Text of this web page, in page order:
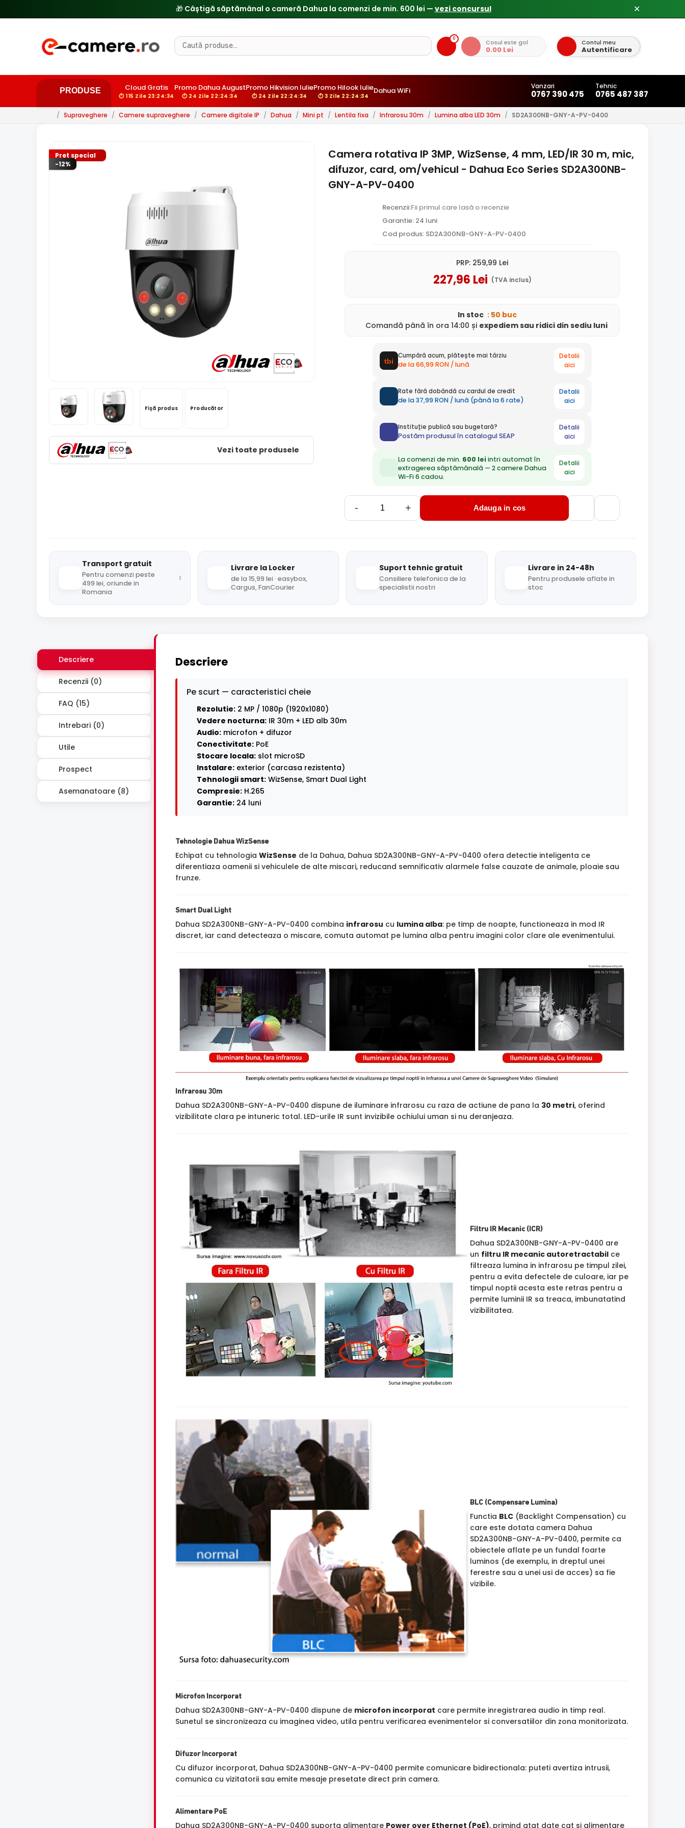
🔥Reduceri de pana la 25% doar in luna iulie → Vezi ofertele
✕
0 Cosul este gol
0.00 Lei
Contul meu
Autentificare
PRODUSE Cloud Gratis
⏱ 115 Zile 23:24:33
Promo Dahua August
⏱ 24 Zile 22:24:33
Promo Hikvision Iulie
⏱ 24 Zile 22:24:33
Promo Hilook Iulie
⏱ 3 Zile 22:24:33
Dahua WiFi Vanzari
0767 390 475
Tehnic
0765 487 387
/ Supraveghere / Camere supraveghere / Camere digitale IP / Dahua / Mini pt / Lentila fixa / Infrarosu 30m / Lumina alba LED 30m / SD2A300NB-GNY-A-PV-0400
Pret special
-12%
Fișă produs Producător
Vezi toate produsele
Camera rotativa IP 3MP, WizSense, 4 mm, LED/IR 30 m, mic,
difuzor, card, om/vehicul - Dahua Eco Series SD2A300NB-
GNY-A-PV-0400
Recenzii:Fii primul care lasă o recenzie
Garantie: 24 luni
Cod produs: SD2A300NB-GNY-A-PV-0400
PRP: 259,99 Lei
227,96 Lei (TVA inclus)
In stoc : 50 buc
Comandă până în ora 14:00 și expediemsau ridici din sediu luni
Cumpără acum, plătește mai târziu
de la 66,99 RON / lună
Detalii
aici
Rate fără dobândă cu cardul de credit
de la 37,99 RON / lună (până la 6 rate)
Detalii
aici
Instituție publică sau bugetară?
Postăm produsul în catalogul SEAP
Detalii
aici
La comenzi de min. 600 leiintri automat în
extragerea săptămânală — 2 camere Dahua
Wi-Fi 6 cadou.
Detalii
aici
- + Adauga in cos
Transport gratuit
Pentru comenzi peste
499 lei, oriunde in
Romania
›
Livrare la Locker
de la 15,99 lei · easybox,
Cargus, FanCourier
Suport tehnic gratuit
Consiliere telefonica de la
specialistii nostri
Livrare in 24-48h
Pentru produsele aflate in
stoc
Descriere
Recenzii (0)
FAQ (15)
Intrebari (0)
Utile
Prospect
Asemanatoare (8)
Descriere
Pe scurt — caracteristici cheie
Rezolutie: 2 MP / 1080p (1920x1080)
Vedere nocturna: IR 30m + LED alb 30m
Audio: microfon + difuzor
Conectivitate: PoE
Stocare locala: slot microSD
Instalare: exterior (carcasa rezistenta)
Tehnologii smart: WizSense, Smart Dual Light
Compresie: H.265
Garantie: 24 luni
Tehnologie Dahua WizSense
Echipat cu tehnologia WizSense de la Dahua, Dahua SD2A300NB-GNY-A-PV-0400 ofera detectie inteligenta ce
diferentiaza oamenii si vehiculele de alte miscari, reducand semnificativ alarmele false cauzate de animale, ploaie sau
frunze.
Smart Dual Light
Dahua SD2A300NB-GNY-A-PV-0400 combina infrarosu cu lumina alba: pe timp de noapte, functioneaza in mod IR
discret, iar cand detecteaza o miscare, comuta automat pe lumina alba pentru imagini color clare ale evenimentului.
Infrarosu 30m
Dahua SD2A300NB-GNY-A-PV-0400 dispune de iluminare infrarosu cu raza de actiune de pana la 30 metri, oferind
vizibilitate clara pe intuneric total. LED-urile IR sunt invizibile ochiului uman si nu deranjeaza.
Filtru IR Mecanic (ICR)
Dahua SD2A300NB-GNY-A-PV-0400 are
un filtru IR mecanic autoretractabilce
filtreaza lumina in infrarosu pe timpul zilei,
pentru a evita defectele de culoare, iar pe
timpul noptii acesta este retras pentru a
permite luminii IR sa treaca, imbunatatind
vizibilitatea.
BLC (Compensare Lumina)
Functia BLC(Backlight Compensation) cu
care este dotata camera Dahua
SD2A300NB-GNY-A-PV-0400, permite ca
obiectele aflate pe un fundal foarte
luminos (de exemplu, in dreptul unei
ferestre sau a unei usi de acces) sa fie
vizibile.
Microfon Incorporat
Dahua SD2A300NB-GNY-A-PV-0400 dispune de microfon incorporat care permite inregistrarea audio in timp real.
Sunetul se sincronizeaza cu imaginea video, utila pentru verificarea evenimentelor si conversatiilor din zona monitorizata.
Difuzor Incorporat
Cu difuzor incorporat, Dahua SD2A300NB-GNY-A-PV-0400 permite comunicare bidirectionala: puteti avertiza intrusii,
comunica cu vizitatorii sau emite mesaje presetate direct prin camera.
Alimentare PoE
Dahua SD2A300NB-GNY-A-PV-0400 suporta alimentare Power over Ethernet (PoE), primind atat date cat si alimentare